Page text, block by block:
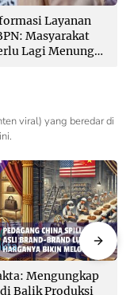
Layanan
Masyarakat
Lagi Menunggu
viral) yang beredar di
Mengungkap
Balik Produksi